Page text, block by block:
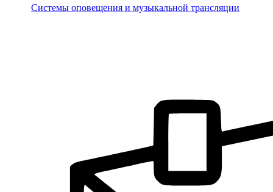
Системы оповещения и музыкальной трансляции